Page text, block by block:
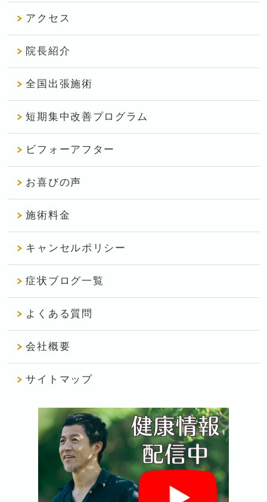
アクセス
院長紹介
全国出張施術
短期集中改善プログラム
ビフォーアフター
お喜びの声
施術料金
キャンセルポリシー
症状ブログ一覧
よくある質問
会社概要
サイトマップ